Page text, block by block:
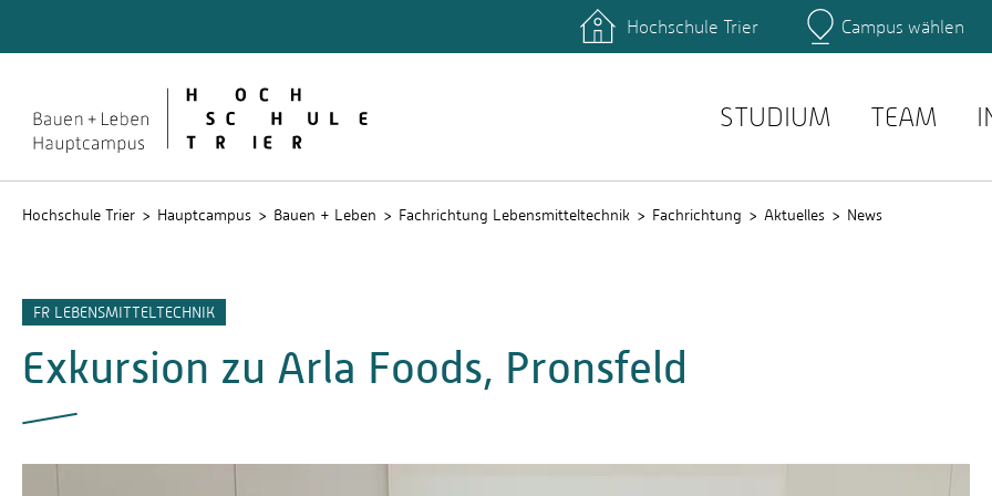
Bibliothek
E-Mail Suche
Hochschule Trier Campus wählen
STUDIUM TEAM
Hochschule Trier Hauptcampus Bauen + Leben Fachrichtung Lebensmitteltechnik Fachrichtung Aktuelles News
FR LEBENSMITTELTECHNIK
Exkursion zu Arla Foods, Pronsfeld